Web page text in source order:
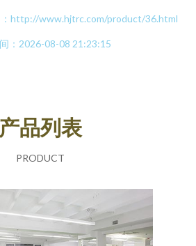
http://www.hjtrc.com/product/36.html
：2026-08-08 21:23:15
产品列表
PRODUCT